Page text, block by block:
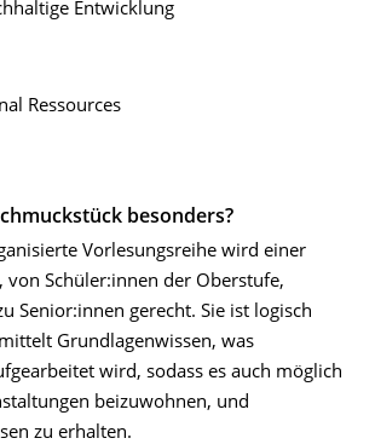
Entwicklung
Ressources
besonders?
Vorlesungsreihe wird einer
von Schüler:innen der Oberstufe,
Senior:innen gerecht. Sie ist logisch
Grundlagenwissen, was
wird, sodass es auch möglich
beizuwohnen, und
zu erhalten.